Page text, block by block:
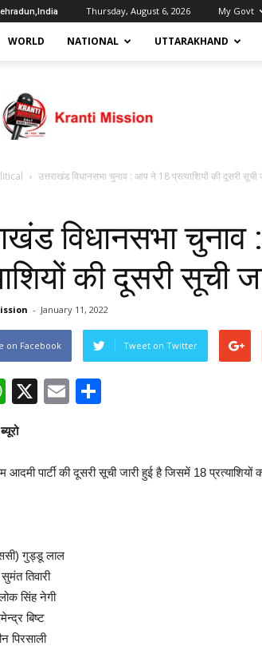
Thursday, August 6, 2026 My Govt
WORLD NATIONAL UTTARAKHAND
उत्तराखंड विधानसभा चुनाव : आप ने 18 प्रत्याशियों की दूसरी सूची
विधानसभा
की दूसरी सूची
- January 11, 2022
on Facebook Tweet on Twitter
WhatsApp
X Email
आदमी पार्टी की दूसरी सूची जारी हुई है जिसमें 18 प्रत्याशियों
गुड्डू लाल
तिवारी
सिंह नेगी
बिष्ट
पिरसाली